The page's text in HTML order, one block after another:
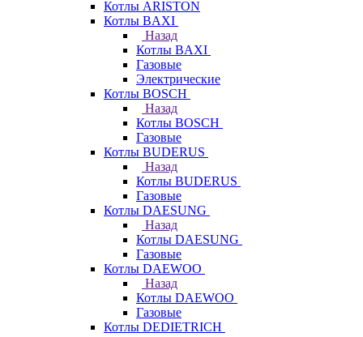
Котлы ARISTON
Котлы BAXI
Назад
Котлы BAXI
Газовые
Электрические
Котлы BOSCH
Назад
Котлы BOSCH
Газовые
Котлы BUDERUS
Назад
Котлы BUDERUS
Газовые
Котлы DAESUNG
Назад
Котлы DAESUNG
Газовые
Котлы DAEWOO
Назад
Котлы DAEWOO
Газовые
Котлы DEDIETRICH